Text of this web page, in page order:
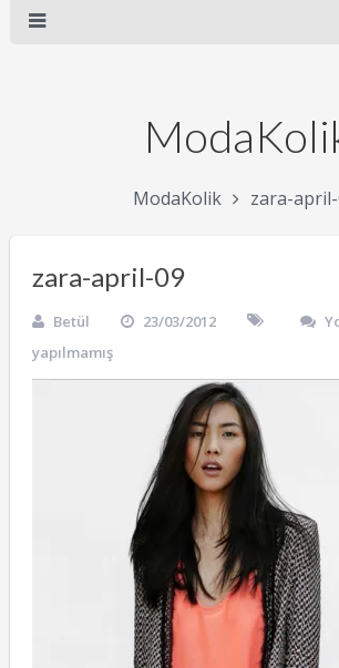
ModaKolik zara-
zara-april-09
Betül 23/03/2012
yapılmamış